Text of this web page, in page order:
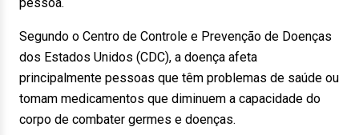
Segundo o Centro de Controle e Prevenção de Doenças
dos Estados Unidos (CDC), a doença afeta
principalmente pessoas que têm problemas de saúde ou
tomam medicamentos que diminuem a capacidade do
corpo de combater germes e doenças.